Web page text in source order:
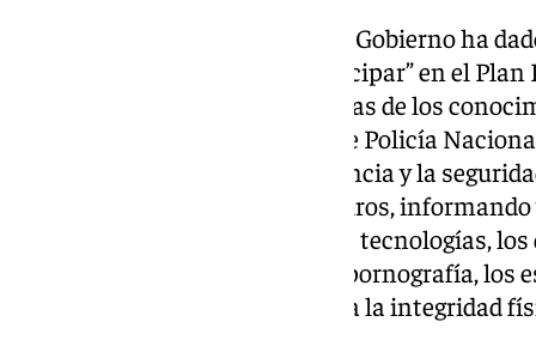
Por todo ello, el subdelegado del Gobierno ha
educativos “por solicitar y participar” en el
“por ser altavoz en vuestras casas de los
transmitir”; y a los miembros de Policía
en su contribución a la convivencia y la
de entornos escolares más seguros,
importancia del buen uso de las tecnologías,
peligro de los juegos de azar, la pornografía,
que suponen una amenaza para la integridad